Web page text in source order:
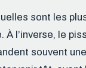
sont les
l’inverse, le
souvent